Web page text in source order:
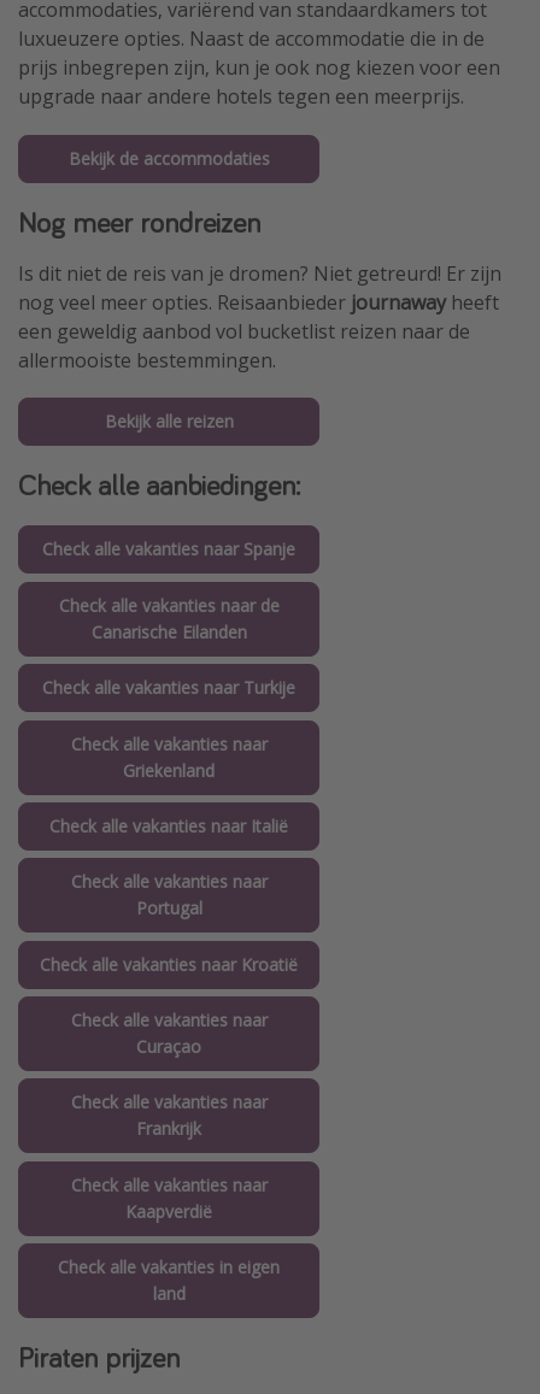
accommodaties, variërend van standaardkamers tot
luxueuzere opties. Naast de accommodatie die in de
prijs inbegrepen zijn, kun je ook nog kiezen voor een
upgrade naar andere hotels tegen een meerprijs.
Bekijk de accommodaties
Nog meer rondreizen
Is dit niet de reis van je dromen? Niet getreurd! Er zijn
nog veel meer opties. Reisaanbieder journawayheeft
een geweldig aanbod vol bucketlist reizen naar de
allermooiste bestemmingen.
Bekijk alle reizen
Check alle aanbiedingen:
Check alle vakanties naar Spanje
Check alle vakanties naar de
Canarische Eilanden
Check alle vakanties naar Turkije
Check alle vakanties naar
Griekenland
Check alle vakanties naar Italië
Check alle vakanties naar
Portugal
Check alle vakanties naar Kroatië
Check alle vakanties naar
Curaçao
Check alle vakanties naar
Frankrijk
Check alle vakanties naar
Kaapverdië
Check alle vakanties in eigen
land
Piraten prijzen